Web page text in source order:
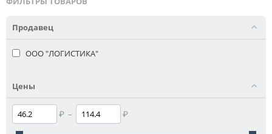
Продавец
ООО "ЛОГИСТИКА"
Цены
₽ – ₽